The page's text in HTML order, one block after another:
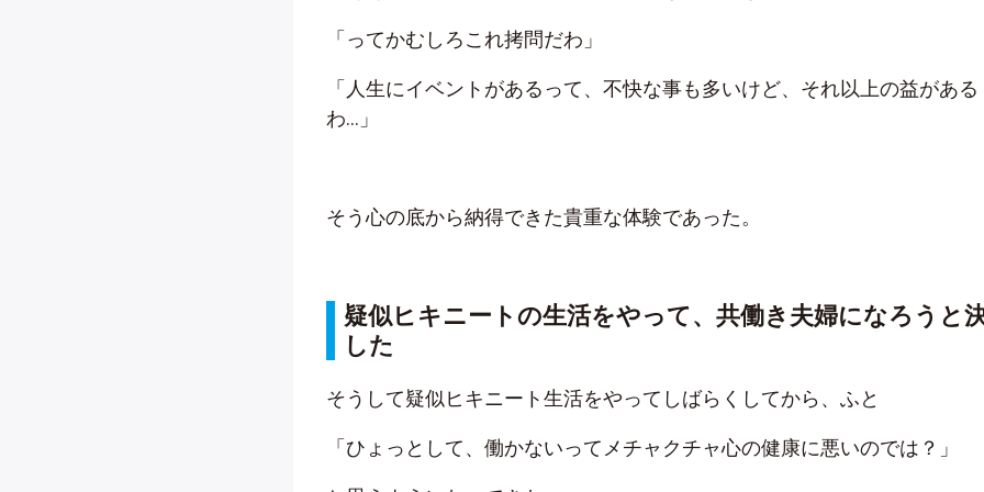
「ってかむしろこれ拷問だわ」
「人生にイベントがあるって、不快な事も多いけど、それ以上の益がある
わ…」
そう心の底から納得できた貴重な体験であった。
疑似ヒキニートの生活をやって、共働き夫婦になろうと
した
そうして疑似ヒキニート生活をやってしばらくしてから、ふと
「ひょっとして、働かないってメチャクチャ心の健康に悪いのでは？」